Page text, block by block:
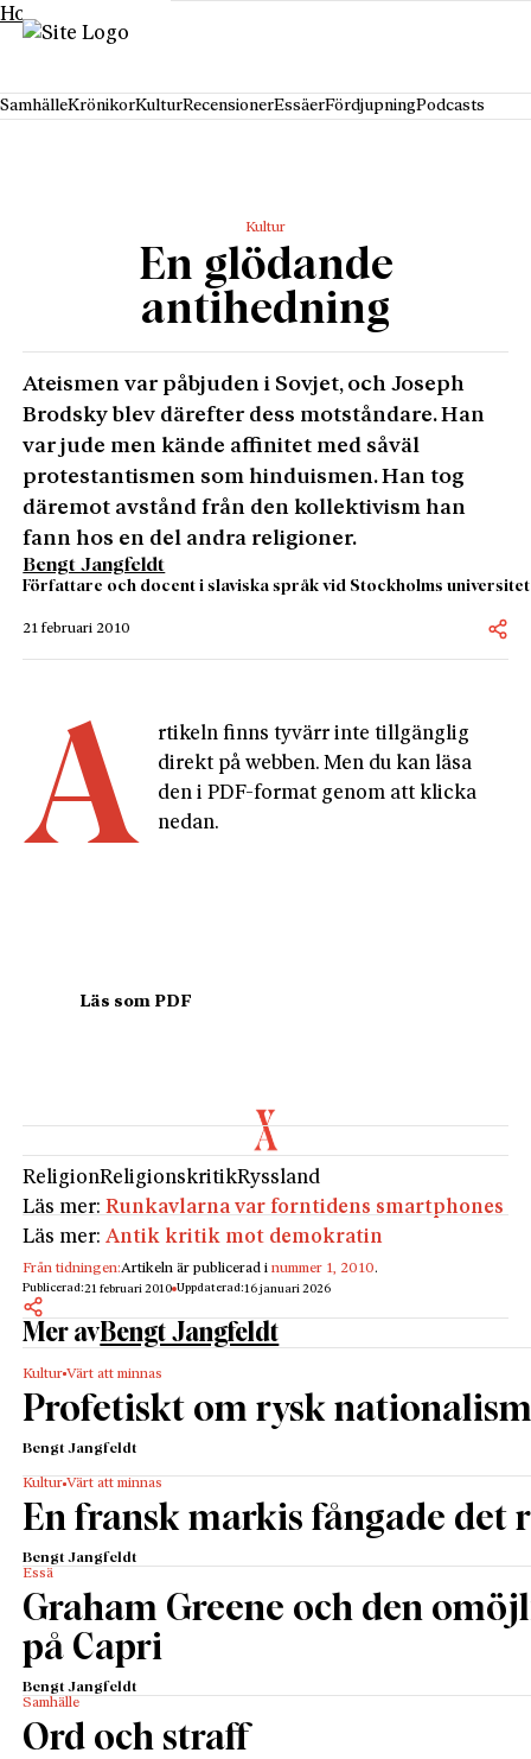
Hoppa till innehåll
SamhälleKrönikorKulturRecensionerEssäerFördjupningPodcasts
Kultur
En glödande
antihedning
Ateismen var påbjuden i Sovjet, och Joseph
Brodsky blev därefter dess motståndare. Han
var jude men kände affinitet med såväl
protestantismen som hinduismen. Han tog
däremot avstånd från den kollektivism han
fann hos en del andra religioner.
Bengt Jangfeldt
Författare och docent i slaviska språk vid Stockholms
21 februari 2010
A
rtikeln finns tyvärr inte tillgänglig
direkt på webben. Men du kan läsa
den i PDF-format genom att klicka
nedan.
ReligionReligionskritikRyssland
Läs mer:Runkavlarna var forntidens smartphones
Läs mer:Antik kritik mot demokratin
Från tidningen:Artikeln är publicerad inummer 1, 2010.
Publicerad:21 februari 2010 Uppdaterad:16 januari 2026
Mer avBengt Jangfeldt
Kultur Värt att minnas
Profetiskt om rysk
Bengt Jangfeldt
Kultur Värt att minnas
En fransk markis fångade det
Bengt Jangfeldt
Essä
Graham Greene och den
på Capri
Bengt Jangfeldt
Samhälle
Ord och straff